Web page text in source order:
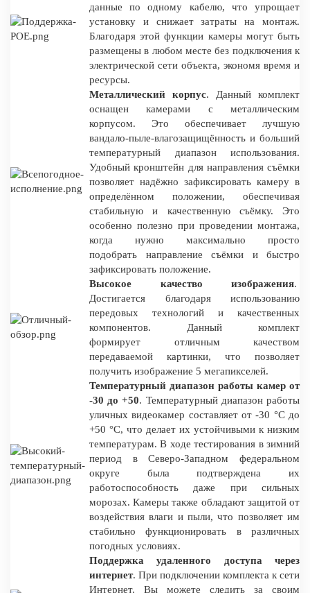
данные по одному кабелю, что упрощает
установку и снижает затраты на монтаж.
Благодаря этой функции камеры могут быть
размещены в любом месте без подключения к
электрической сети объекта, экономя время и
ресурсы.
Металлический корпус. Данный комплект
оснащен камерами с металлическим
корпусом. Это обеспечивает лучшую
вандало-пыле-влагозащищённость и больший
температурный диапазон использования.
Удобный кронштейн для направления съёмки
позволяет надёжно зафиксировать камеру в
определённом положении, обеспечивая
стабильную и качественную съёмку. Это
особенно полезно при проведении монтажа,
когда нужно максимально просто
подобрать направление съёмки и быстро
зафиксировать положение.
Высокое качество изображения.
Достигается благодаря использованию
передовых технологий и качественных
компонентов. Данный комплект
формирует отличным качеством
передаваемой картинки, что позволяет
получить изображение 5 мегапикселей.
Температурный диапазон работы камер от
-30 до +50. Температурный диапазон работы
уличных видеокамер составляет от -30 °C до
+50 °C, что делает их устойчивыми к низким
температурам. В ходе тестирования в зимний
период в Северо-Западном федеральном
округе была подтверждена их
работоспособность даже при сильных
морозах. Камеры также обладают защитой от
воздействия влаги и пыли, что позволяет им
стабильно функционировать в различных
погодных условиях.
Поддержка удаленного доступа через
интернет. При подключении комплекта к сети
Интернет, Вы можете следить за своим